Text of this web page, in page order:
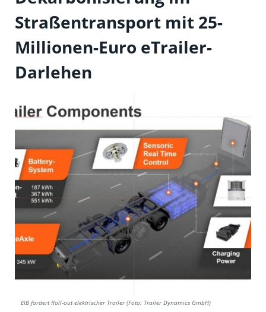
Straßentransport mit 25-
Millionen-Euro eTrailer-
Darlehen
EIB fördert Roll-out elektrischer Trailer (Foto: Trailer Dynamics GmbH)